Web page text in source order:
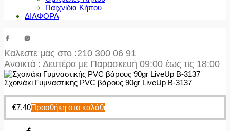
Παιχνίδια Κήπου
ΔΙΑΦΟΡΑ
Καλεστε μας στο :210 300 06 91
Ανοικτά : Δευτέρα με Παρασκευή 09:00 έως τις 18:00
Σχοινάκι Γυμναστικής PVC βάρους 90gr LiveUp Β-3137
€7.40Προσθήκη στο καλάθι